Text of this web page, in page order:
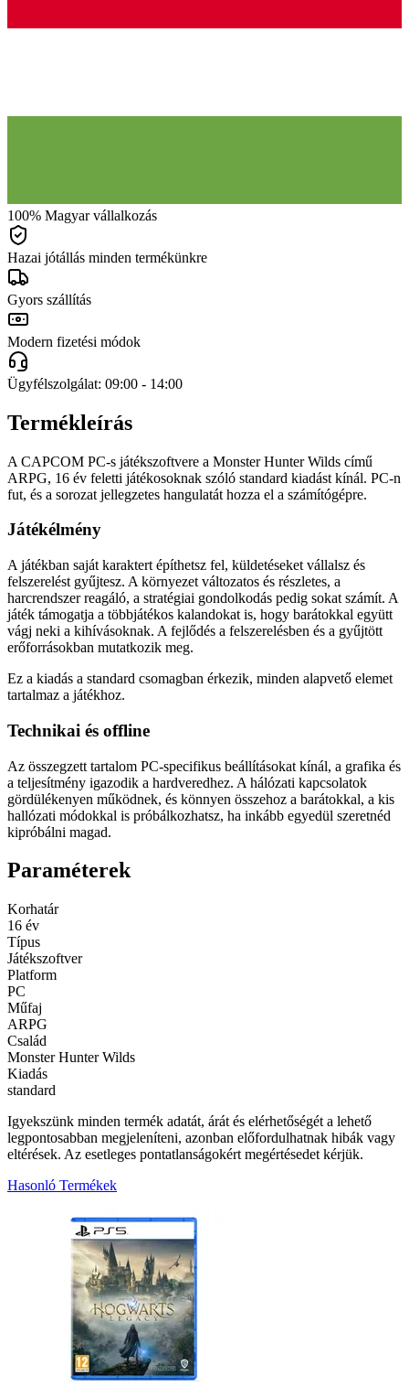
100% Magyar vállalkozás
Hazai jótállás minden termékünkre
Gyors szállítás
Modern fizetési módok
Ügyfélszolgálat: 09:00 - 14:00
Termékleírás
A CAPCOM PC-s játékszoftvere a Monster Hunter Wilds című
ARPG, 16 év feletti játékosoknak szóló standard kiadást kínál. PC-n
fut, és a sorozat jellegzetes hangulatát hozza el a számítógépre.
Játékélmény
A játékban saját karaktert építhetsz fel, küldetéseket vállalsz és
felszerelést gyűjtesz. A környezet változatos és részletes, a
harcrendszer reagáló, a stratégiai gondolkodás pedig sokat számít. A
játék támogatja a többjátékos kalandokat is, hogy barátokkal együtt
vágj neki a kihívásoknak. A fejlődés a felszerelésben és a gyűjtött
erőforrásokban mutatkozik meg.
Ez a kiadás a standard csomagban érkezik, minden alapvető elemet
tartalmaz a játékhoz.
Technikai és offline
Az összegzett tartalom PC-specifikus beállításokat kínál, a grafika és
a teljesítmény igazodik a hardveredhez. A hálózati kapcsolatok
gördülékenyen működnek, és könnyen összehoz a barátokkal, a kis
hallózati módokkal is próbálkozhatsz, ha inkább egyedül szeretnéd
kipróbálni magad.
Paraméterek
Korhatár
16 év
Típus
Játékszoftver
Platform
PC
Műfaj
ARPG
Család
Monster Hunter Wilds
Kiadás
standard
Igyekszünk minden termék adatát, árát és elérhetőségét a lehető
legpontosabban megjeleníteni, azonban előfordulhatnak hibák vagy
eltérések. Az esetleges pontatlanságokért megértésedet kérjük.
Hasonló Termékek